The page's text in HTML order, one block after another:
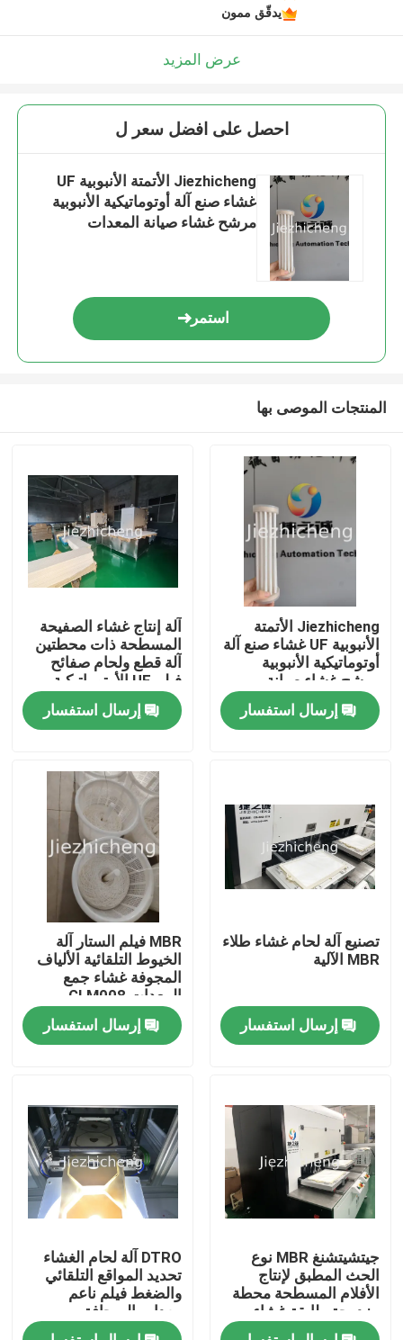
المنزل
المنتجات
فيديوهات
جولة في المصنع
مراقبة الجودة
اتصل بنا
اطلب اقتباس
ماكينات تعبئة الاجهزة الطبية
ماكينة تصنيع المعدات الطبية
يدقّق ممون
عرض المزيد
احصل على افضل سعر ل
Jiezhicheng الأتمتة الأنبوبية UF
غشاء صنع آلة أوتوماتيكية الأنبوبية
مرشح غشاء صيانة المعدات
استمر
المنتجات الموصى بها
Jiezhicheng الأتمتة
الأنبوبية UF غشاء صنع آلة
أوتوماتيكية الأنبوبية
مرشح غشاء صيانة
المعدات TBM001
إرسال استفسار
آلة إنتاج غشاء الصفيحة
المسطحة ذات محطتين
آلة قطع ولحام صفائح
فيلم UF الأوتوماتيكية
PBM001
إرسال استفسار
تصنيع آلة لحام غشاء طلاء
MBR الآلية
إرسال استفسار
MBR فيلم الستار آلة
الخيوط التلقائية الألياف
المجوفة غشاء جمع
المعدات GLM008
إرسال استفسار
جيتشيتشنغ MBR نوع
الحث المطبق لإنتاج
الأفلام المسطحة محطة
مزدوجة طابقة غشاء
لحام آلة GLM009
DTRO آلة لحام الغشاء
تحديد المواقع التلقائي
والضغط فيلم ناعم
معدات الصحافة
بالموجات فوق الصوتية